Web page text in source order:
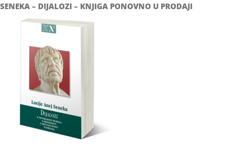
SENEKA – DIJALOZI – KNJIGA PONOVNO U PRODAJI